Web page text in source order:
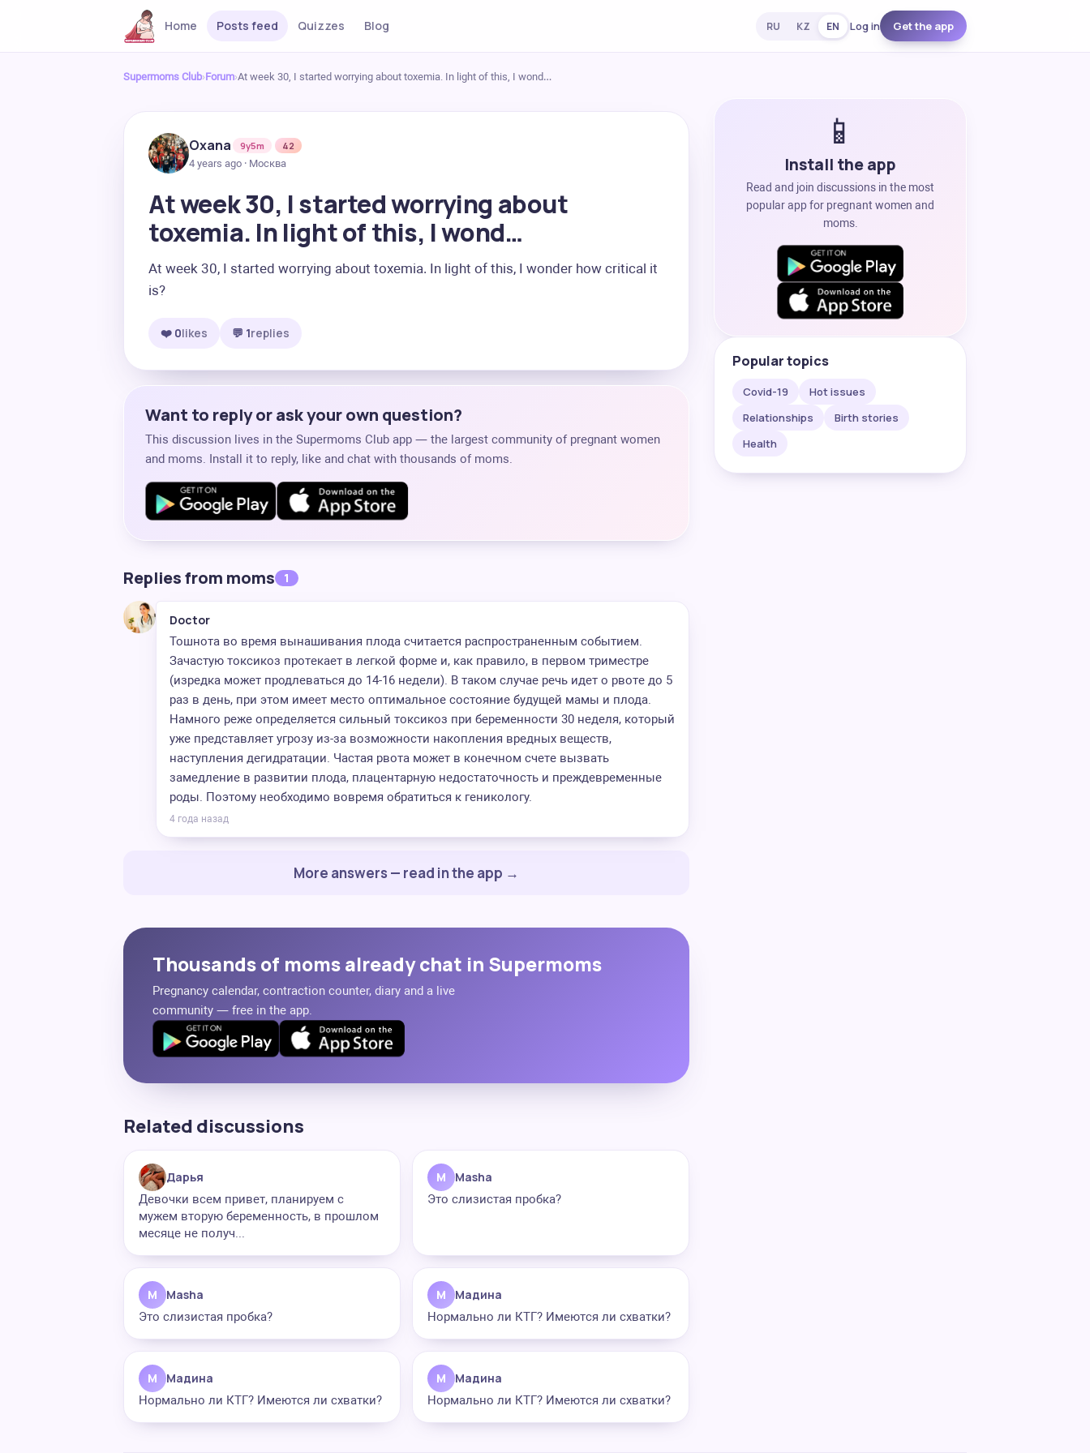
Home Posts feed Quizzes Blog RU KZ EN Log in Get the app
Supermoms Club›Forum›At week 30, I started worrying about toxemia. In light of this, I wond…
Oxana 9y5m
42
4 years ago · Москва
At week 30, I started worrying about
toxemia. In light of this, I wond…
At week 30, I started worrying about toxemia. In light of this, I wonder how critical it
is?
❤️ 0likes 💬 1replies
Want to reply or ask your own question?
This discussion lives in the Supermoms Club app — the largest community of pregnant women
and moms. Install it to reply, like and chat with thousands of moms.
Replies from moms 1
Doctor
Тошнота во время вынашивания плода считается распространенным событием.
Зачастую токсикоз протекает в легкой форме и, как правило, в первом триместре
(изредка может продлеваться до 14-16 недели). В таком случае речь идет о рвоте до 5
раз в день, при этом имеет место оптимальное состояние будущей мамы и плода.
Намного реже определяется сильный токсикоз при беременности 30 неделя, который
уже представляет угрозу из-за возможности накопления вредных веществ,
наступления дегидратации. Частая рвота может в конечном счете вызвать
замедление в развитии плода, плацентарную недостаточность и преждевременные
роды. Поэтому необходимо вовремя обратиться к геникологу.
4 года назад
More answers — read in the app →
Thousands of moms already chat in Supermoms
Pregnancy calendar, contraction counter, diary and a live
community — free in the app.
Related discussions
Дарья
Девочки всем привет, планируем с
мужем вторую беременность, в прошлом
месяце не получ...
M Masha
Это слизистая пробка?
M Masha
Это слизистая пробка?
М Мадина
Нормально ли КТГ? Имеются ли схватки?
М Мадина
Нормально ли КТГ? Имеются ли схватки?
М Мадина
Нормально ли КТГ? Имеются ли схватки?
📱
Install the app
Read and join discussions in the most
popular app for pregnant women and
moms.
Popular topics
Covid-19
Hot issues
Relationships
Birth stories
Health